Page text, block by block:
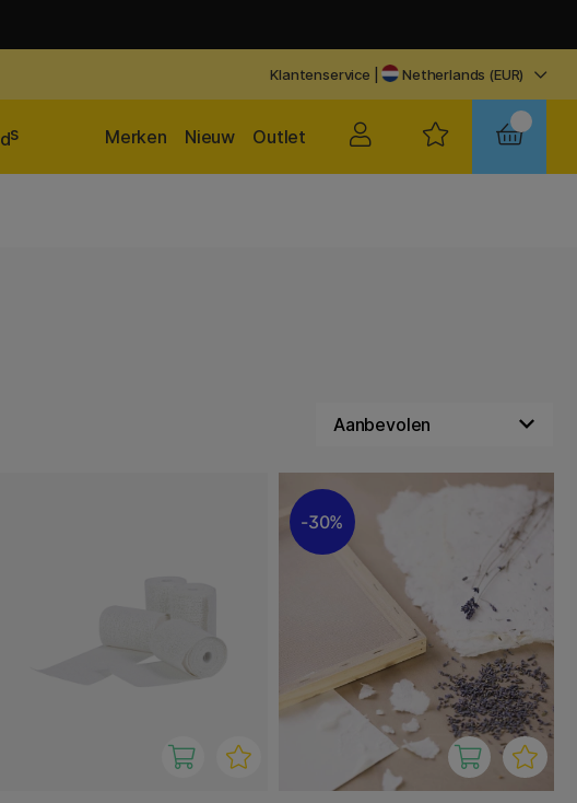
Klantenservice | Netherlands (EUR)
ds Outlet
Nieuw
Merken
30%